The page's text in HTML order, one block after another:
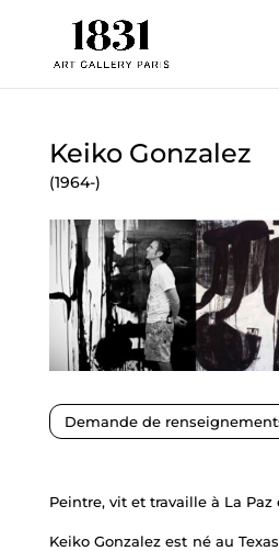
Keiko Gonzalez
(1964-)
Demande de
Peintre, vit et travaille à La Paz
Keiko Gonzalez est né au